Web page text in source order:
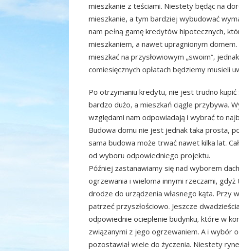
mieszkanie z teściami. Niestety będąc na
mieszkanie, a tym bardziej wybudować
nam pełną gamę kredytów hipotecznych,
mieszkaniem, a nawet upragnionym
mieszkać na przysłowiowym „swoim”,
comiesięcznych opłatach będziemy musieli
Po otrzymaniu kredytu, nie jest trudno
bardzo dużo, a mieszkań ciągle przybywa.
względami nam odpowiadają i wybrać to
Budowa domu nie jest jednak taka prosta,
sama budowa może trwać nawet kilka lat.
od wyboru odpowiedniego projektu.
Później zastanawiamy się nad wyborem
ogrzewania i wieloma innymi rzeczami,
drodze do urządzenia własnego kąta.
patrzeć przyszłościowo. Jeszcze
odpowiednie ocieplenie budynku, które w
związanymi z jego ogrzewaniem. A i wybór
pozostawiał wiele do życzenia. Niestety